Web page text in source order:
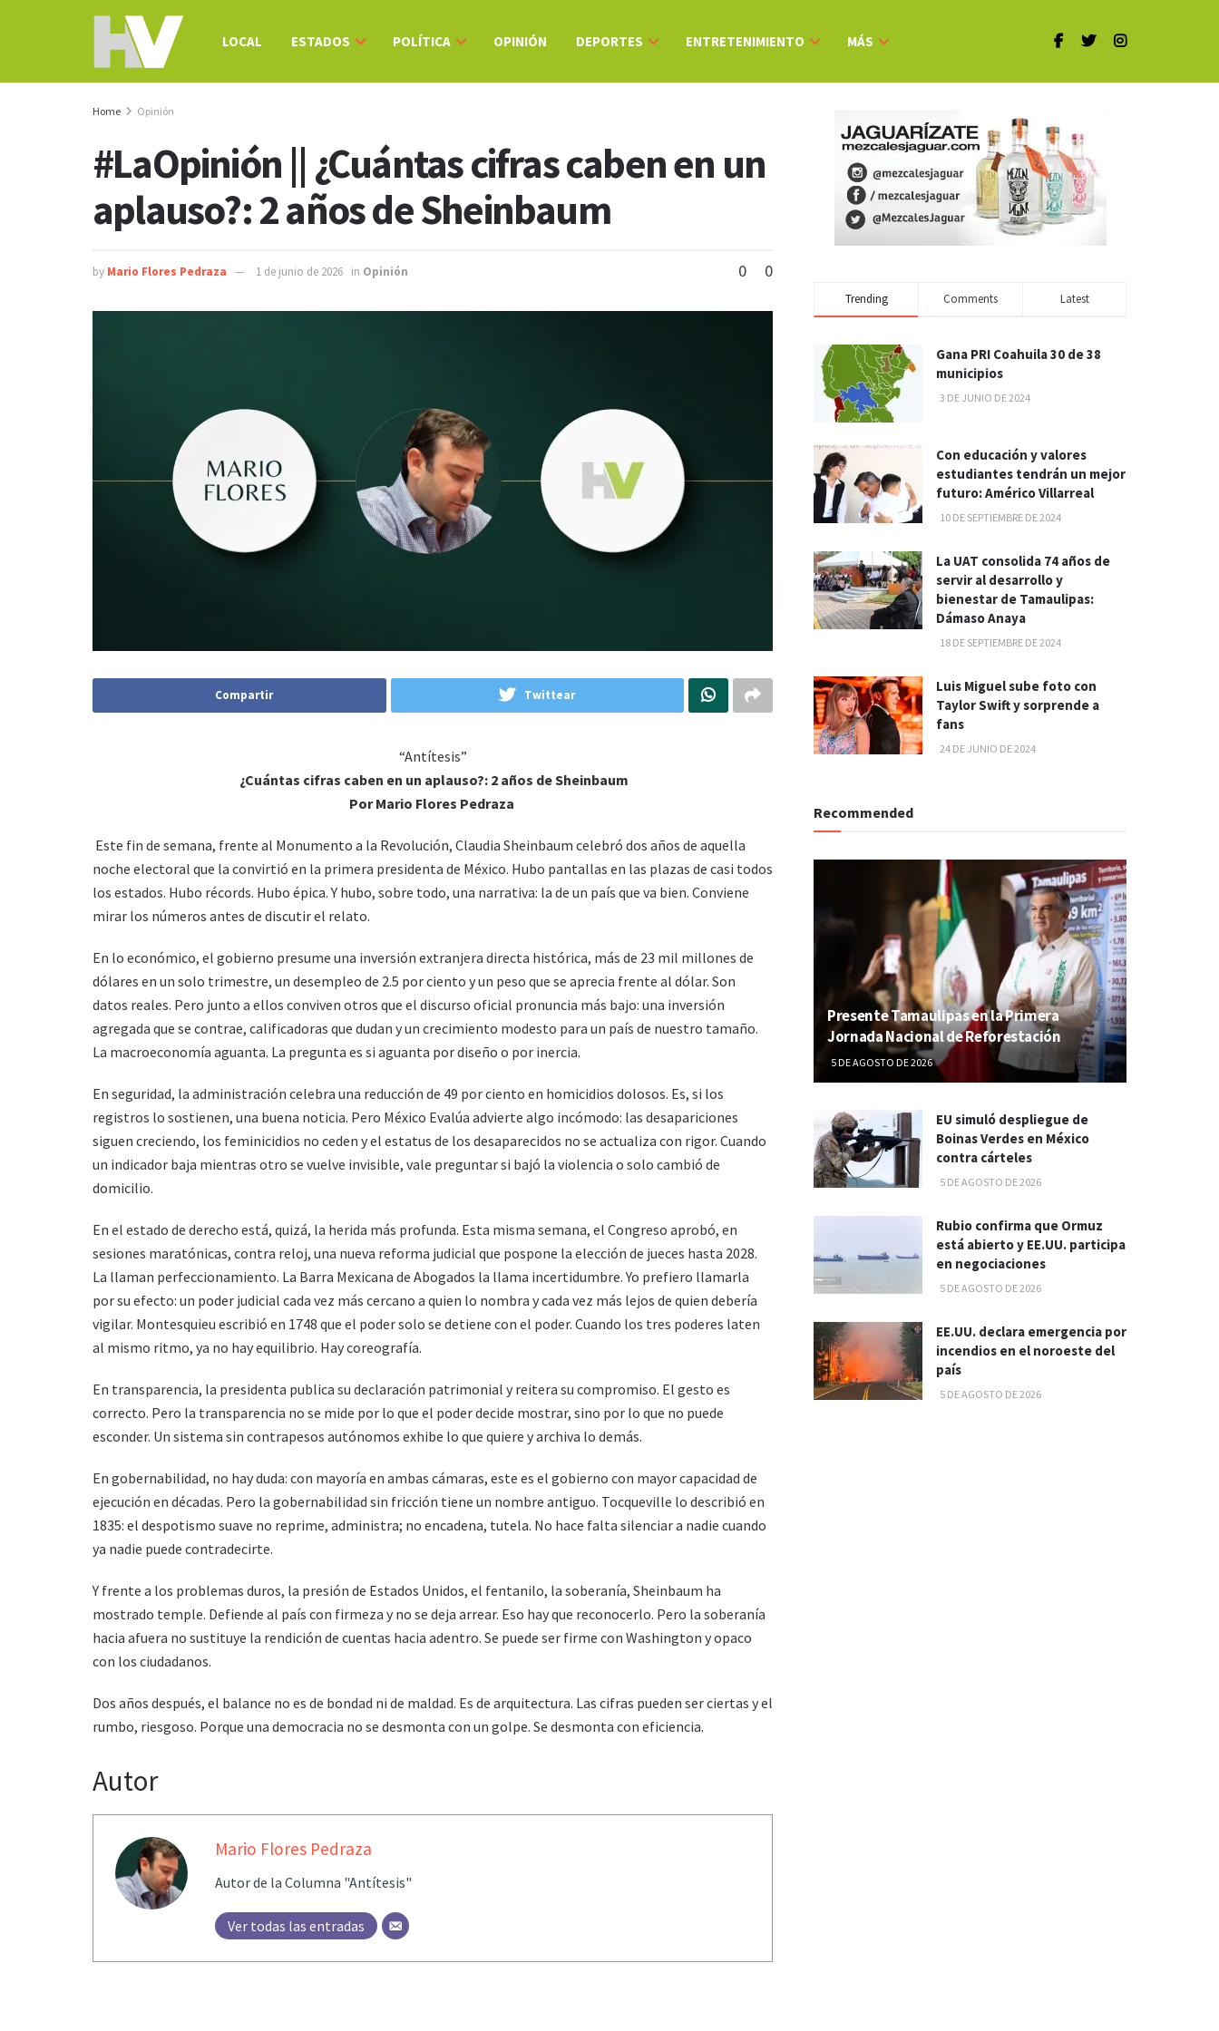
LOCAL ESTADOS POLÍTICA OPINIÓN DEPORTES ENTRETENIMIENTO MÁS
Home Opinión
#LaOpinión || ¿Cuántas cifras caben en un
aplauso?: 2 años de Sheinbaum
by Mario Flores Pedraza 1 de junio de 2026 in Opinión 0 0
Compartir Twittear
“Antítesis”
¿Cuántas cifras caben en un aplauso?: 2 años deSheinbaum
Por Mario Flores Pedraza
Este fin de semana, frente al Monumento a la Revolución, Claudia Sheinbaum celebró dos años de aquella
noche electoral que la convirtió en la primera presidenta de México. Hubo pantallas en las plazas de casi todos
los estados. Hubo récords. Hubo épica. Y hubo, sobre todo, una narrativa: la de un país que va bien. Conviene
mirar los números antes de discutir el relato.
En lo económico, el gobierno presume una inversión extranjera directa histórica, más de 23 mil millones de
dólares en un solo trimestre, un desempleo de 2.5 por ciento y un peso que se aprecia frente al dólar. Son
datos reales. Pero junto a ellos conviven otros que el discurso oficial pronuncia más bajo: una inversión
agregada que se contrae, calificadoras que dudan y un crecimiento modesto para un país de nuestro tamaño.
La macroeconomía aguanta. La pregunta es si aguanta por diseño o por inercia.
En seguridad, la administración celebra una reducción de 49 por ciento en homicidios dolosos. Es, si los
registros lo sostienen, una buena noticia. Pero México Evalúa advierte algo incómodo: las desapariciones
siguen creciendo, los feminicidios no ceden y el estatus de los desaparecidos no se actualiza con rigor. Cuando
un indicador baja mientras otro se vuelve invisible, vale preguntar si bajó la violencia o solo cambió de
domicilio.
En el estado de derecho está, quizá, la herida más profunda. Esta misma semana, el Congreso aprobó, en
sesiones maratónicas, contra reloj, una nueva reforma judicial que pospone la elección de jueces hasta 2028.
La llaman perfeccionamiento. La Barra Mexicana de Abogados la llama incertidumbre. Yo prefiero llamarla
por su efecto: un poder judicial cada vez más cercano a quien lo nombra y cada vez más lejos de quien debería
vigilar. Montesquieu escribió en 1748 que el poder solo se detiene con el poder. Cuando los tres poderes laten
al mismo ritmo, ya no hay equilibrio. Hay coreografía.
En transparencia, la presidenta publica su declaración patrimonial y reitera su compromiso. El gesto es
correcto. Pero la transparencia no se mide por lo que el poder decide mostrar, sino por lo que no puede
esconder. Un sistema sin contrapesos autónomos exhibe lo que quiere y archiva lo demás.
En gobernabilidad, no hay duda: con mayoría en ambas cámaras, este es el gobierno con mayor capacidad de
ejecución en décadas. Pero la gobernabilidad sin fricción tiene un nombre antiguo. Tocqueville lo describió en
1835: el despotismo suave no reprime, administra; no encadena, tutela. No hace falta silenciar a nadie cuando
ya nadie puede contradecirte.
Y frente a los problemas duros, la presión de Estados Unidos, el fentanilo, la soberanía, Sheinbaum ha
mostrado temple. Defiende al país con firmeza y no se deja arrear. Eso hay que reconocerlo. Pero la soberanía
hacia afuera no sustituye la rendición de cuentas hacia adentro. Se puede ser firme con Washington y opaco
con los ciudadanos.
Dos años después, el balance no es de bondad ni de maldad. Es de arquitectura. Las cifras pueden ser ciertas y el
rumbo, riesgoso. Porque una democracia no se desmonta con un golpe. Se desmonta con eficiencia.
Autor
Mario Flores Pedraza
Autor de la Columna "Antítesis"
Ver todas las entradas
Trending Comments Latest
Gana PRI Coahuila 30 de 38
municipios
3 DE JUNIO DE 2024
Con educación y valores
estudiantes tendrán un mejor
futuro: Américo Villarreal
10 DE SEPTIEMBRE DE 2024
La UAT consolida 74 años de
servir al desarrollo y
bienestar de Tamaulipas:
Dámaso Anaya
18 DE SEPTIEMBRE DE 2024
Luis Miguel sube foto con
Taylor Swift y sorprende a
fans
24 DE JUNIO DE 2024
Recommended
Presente Tamaulipas en la Primera
Jornada Nacional de Reforestación
5 DE AGOSTO DE 2026
EU simuló despliegue de
Boinas Verdes en México
contra cárteles
5 DE AGOSTO DE 2026
Rubio confirma que Ormuz
está abierto y EE.UU. participa
en negociaciones
5 DE AGOSTO DE 2026
EE.UU. declara emergencia por
incendios en el noroeste del
país
5 DE AGOSTO DE 2026